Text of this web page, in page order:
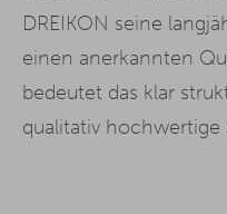
DREIKON seine
einen anerkannten
bedeutet das klar
qualitativ hochwertige